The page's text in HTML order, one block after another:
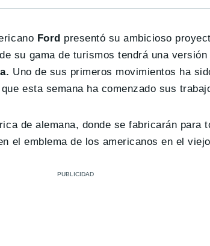
Ford presentó su ambicioso
su gama de turismos tendrá una
Uno de sus primeros movimientos ha
esta semana ha comenzado sus
de alemana, donde se fabricarán para
el emblema de los americanos en el